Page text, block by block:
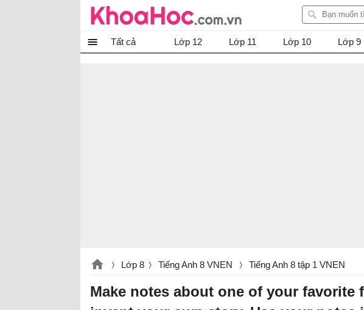
Tất cả Lớp 12 Lớp 11 Lớp 10 Lớp 9
Lớp 8 Tiếng Anh 8 VNEN Tiếng Anh 8 tập 1 VNEN
Make notes about one of your favorite